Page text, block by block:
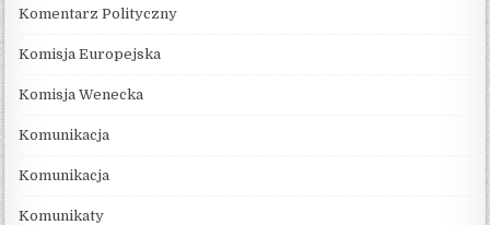
Komentarz Polityczny
Komisja Europejska
Komisja Wenecka
Komunikacja
Komunikacja
Komunikaty